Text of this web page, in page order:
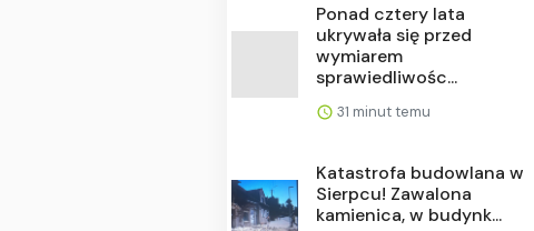
Ponad cztery lata
ukrywała się przed
wymiarem
sprawiedliwośc...
31 minut temu
Katastrofa budowlana w
Sierpcu! Zawalona
kamienica, w budynk...